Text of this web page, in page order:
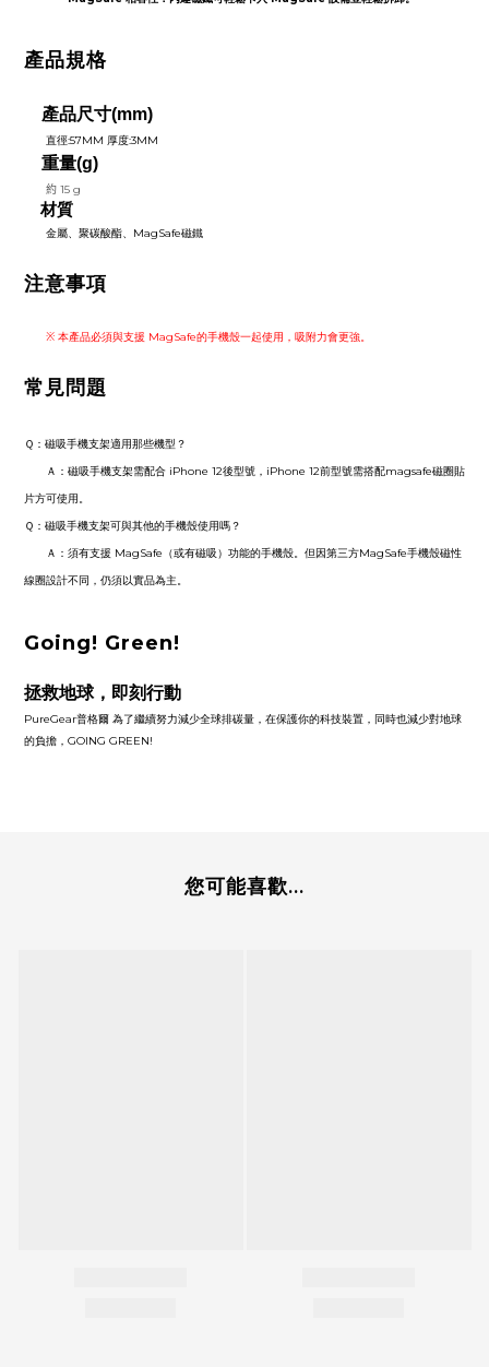
產品規格
產品尺寸(mm)
直徑:57MM 厚度:3MM
重量(g)
約 15 g
材質
金屬、聚碳酸酯、MagSafe磁鐵
注意事項
※ 本產品必須與支援 MagSafe的手機殼一起使用，吸附力會更強。
常見問題
Ｑ：磁吸手機支架適用那些機型？
Ａ：磁吸手機支架需配合 iPhone 12後型號，iPhone 12前型號需搭配magsafe磁圈貼
片方可使用。
Ｑ： 磁吸手機支架可與其他的手機殼使用嗎？
Ａ： 須有支援 MagSafe（或有磁吸）功能的手機殼。但因第三方MagSafe手機殼磁性
線圈設計不同，仍須以實品為主。
Going! Green!
拯救地球，即刻行動
PureGear普格爾 為了繼續努力減少全球排碳量，在保護你的科技裝置，同時也減少對地球
的負擔，GOING GREEN!
您可能喜歡...